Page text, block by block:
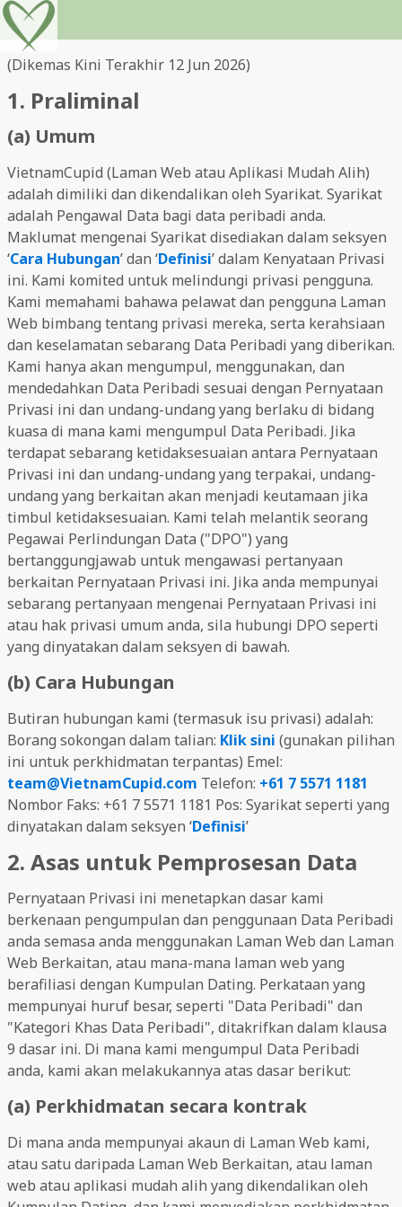
(Dikemas Kini Terakhir 12 Jun 2026)
1. Praliminal
(a) Umum
VietnamCupid (Laman Web atau Aplikasi Mudah Alih)
adalah dimiliki dan dikendalikan oleh Syarikat. Syarikat
adalah Pengawal Data bagi data peribadi anda.
Maklumat mengenai Syarikat disediakan dalam seksyen
‘Cara Hubungan’ dan ‘Definisi’ dalam Kenyataan Privasi
ini. Kami komited untuk melindungi privasi pengguna.
Kami memahami bahawa pelawat dan pengguna Laman
Web bimbang tentang privasi mereka, serta kerahsiaan
dan keselamatan sebarang Data Peribadi yang diberikan.
Kami hanya akan mengumpul, menggunakan, dan
mendedahkan Data Peribadi sesuai dengan Pernyataan
Privasi ini dan undang-undang yang berlaku di bidang
kuasa di mana kami mengumpul Data Peribadi. Jika
terdapat sebarang ketidaksesuaian antara Pernyataan
Privasi ini dan undang-undang yang terpakai, undang-
undang yang berkaitan akan menjadi keutamaan jika
timbul ketidaksesuaian. Kami telah melantik seorang
Pegawai Perlindungan Data ("DPO") yang
bertanggungjawab untuk mengawasi pertanyaan
berkaitan Pernyataan Privasi ini. Jika anda mempunyai
sebarang pertanyaan mengenai Pernyataan Privasi ini
atau hak privasi umum anda, sila hubungi DPO seperti
yang dinyatakan dalam seksyen di bawah.
(b) Cara Hubungan
Butiran hubungan kami (termasuk isu privasi) adalah:
Borang sokongan dalam talian: Klik sini (gunakan pilihan
ini untuk perkhidmatan terpantas) Emel:
team@VietnamCupid.com Telefon: +61 7 5571 1181
Nombor Faks: +61 7 5571 1181 Pos: Syarikat seperti yang
dinyatakan dalam seksyen ‘Definisi’
2. Asas untuk Pemprosesan Data
Pernyataan Privasi ini menetapkan dasar kami
berkenaan pengumpulan dan penggunaan Data Peribadi
anda semasa anda menggunakan Laman Web dan Laman
Web Berkaitan, atau mana-mana laman web yang
berafiliasi dengan Kumpulan Dating. Perkataan yang
mempunyai huruf besar, seperti "Data Peribadi" dan
"Kategori Khas Data Peribadi", ditakrifkan dalam klausa
9 dasar ini. Di mana kami mengumpul Data Peribadi
anda, kami akan melakukannya atas dasar berikut:
(a) Perkhidmatan secara kontrak
Di mana anda mempunyai akaun di Laman Web kami,
atau satu daripada Laman Web Berkaitan, atau laman
web atau aplikasi mudah alih yang dikendalikan oleh